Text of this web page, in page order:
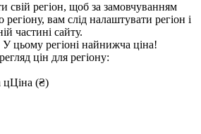
свій регіон, щоб за замовчуванням
вам слід налаштувати регіон і
частині сайту.
У цьому регіоні найнижча ціна!
цін для регіону:
цЦіна (₴)